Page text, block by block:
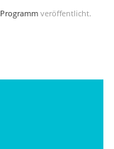
Programm veröffentlicht.